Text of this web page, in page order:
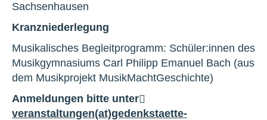
Sachsenhausen
Kranzniederlegung
Musikalisches Begleitprogramm: Schüler:innen des
Musikgymnasiums Carl Philipp Emanuel Bach (aus
dem Musikprojekt MusikMachtGeschichte)
Anmeldungen bitte unter
veranstaltungen(at)gedenkstaette-